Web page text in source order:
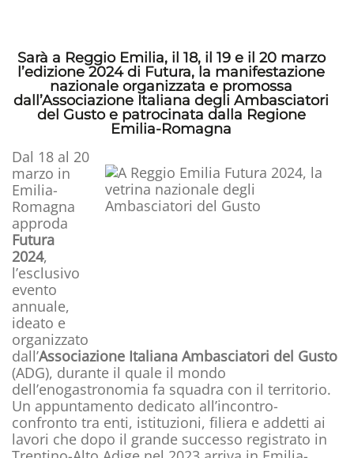
Sarà a Reggio Emilia, il 18, il 19 e il 20 marzo
l’edizione 2024 di Futura, la manifestazione
nazionale organizzata e promossa
dall’Associazione Italiana degli Ambasciatori
del Gusto e patrocinata dalla Regione
Emilia-Romagna
Dal 18 al 20
marzo in
Emilia-
Romagna
approda
Futura
2024,
l’esclusivo
evento
annuale,
ideato e
organizzato
dall’Associazione Italiana Ambasciatori del Gusto
(ADG), durante il quale il mondo
dell’enogastronomia fa squadra con il territorio.
Un appuntamento dedicato all’incontro-
confronto tra enti, istituzioni, filiera e addetti ai
lavori che dopo il grande successo registrato in